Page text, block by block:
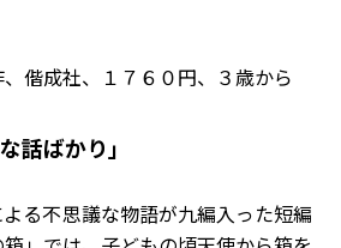
偕成社、１７６０円、３歳から
話ばかり」
る不思議な物語が九編入った短編